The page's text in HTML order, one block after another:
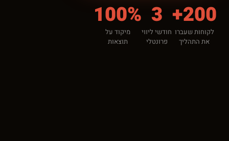
200+
לקוחות שעברו
את התהליך
3
חודשי ליווי
פרונטלי
100%
מיקוד על
תוצאות